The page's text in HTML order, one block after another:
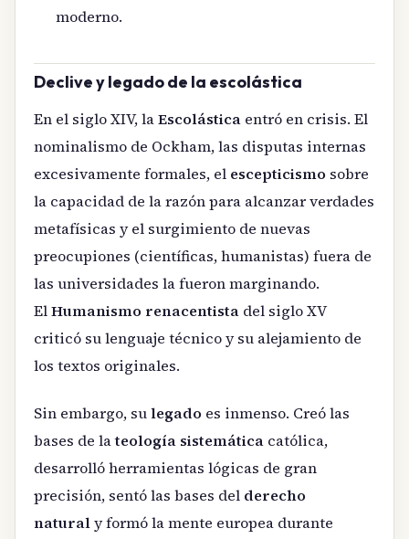
moderno.
Declive y legado de la escolástica
En el siglo XIV, laEscolástica entró en crisis. El
nominalismo de Ockham, las disputas internas
excesivamente formales, el escepticismo sobre
la capacidad de la razón para alcanzar verdades
metafísicas y el surgimiento de nuevas
preocupiones (científicas, humanistas) fuera de
las universidades la fueron marginando.
ElHumanismo renacentista del siglo XV
criticó su lenguaje técnico y su alejamiento de
los textos originales.
Sin embargo, sulegado es inmenso. Creó las
bases de lateología sistemática católica,
desarrolló herramientas lógicas de gran
precisión, sentó las bases del derecho
naturaly formó la mente europea durante